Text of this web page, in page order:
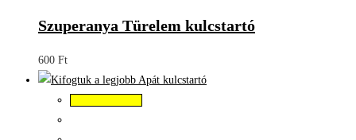
Szuperanya Türelem kulcstartó
600 Ft